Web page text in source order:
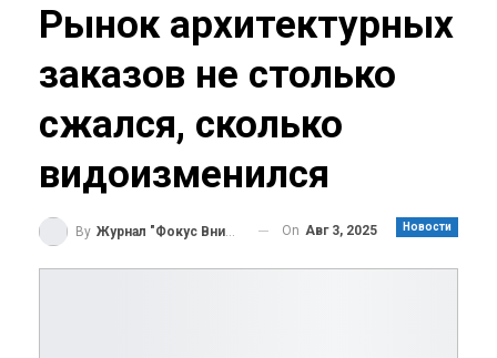
Рынок архитектурных
заказов не столько
сжался, сколько
видоизменился
Новости
By Журнал "Фокус Внимания" On Авг 3, 2025